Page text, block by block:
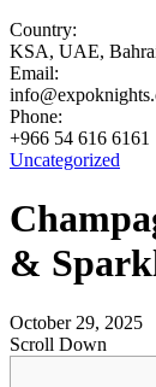
Country:
KSA, UAE,
Email:
Phone:
+966 54 616 6161
Uncategorized
&
October 29, 2025
Scroll Down